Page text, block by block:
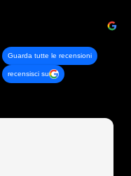
Guarda tutte le recensioni
recensisci su